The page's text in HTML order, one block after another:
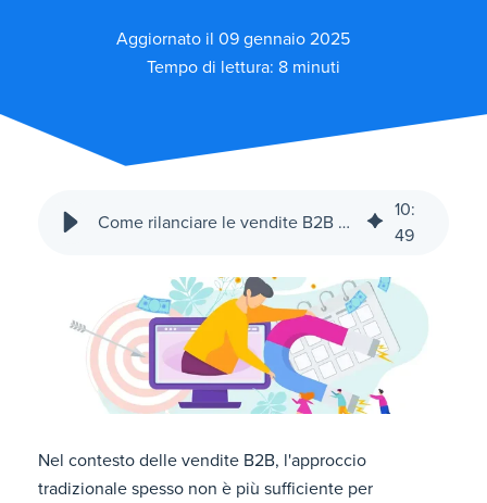
Aggiornato il 09 gennaio 2025
Tempo di lettura: 8 minuti
Come rilanciare le vendite B2B con il social selling
10:
49
Nel contesto delle vendite B2B, l'approccio
tradizionale spesso non è più sufficiente per